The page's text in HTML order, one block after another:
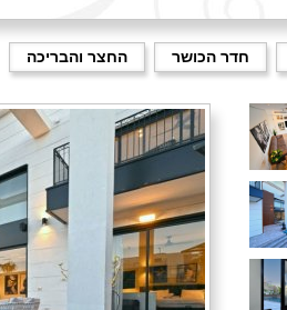
חדר הכושר החצר והבריכה